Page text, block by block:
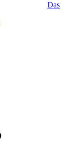
Das